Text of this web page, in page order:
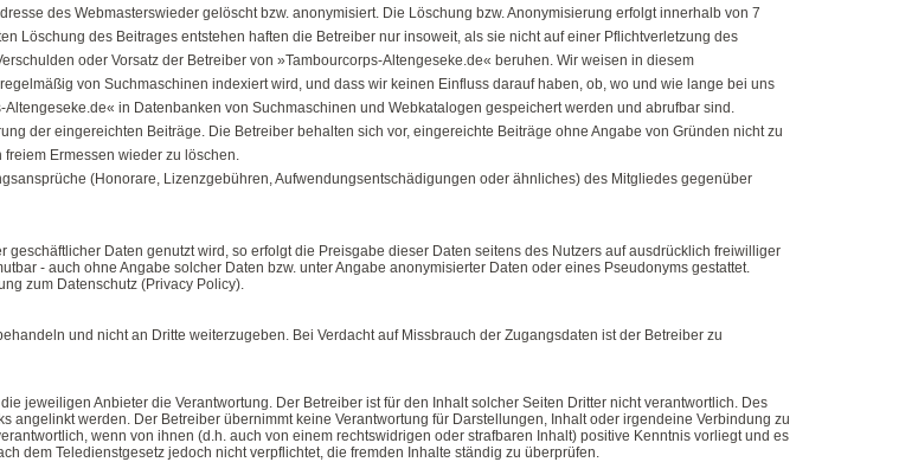
des Webmasterswieder gelöscht bzw. anonymisiert. Die Löschung bzw. Anonymisierung erfolgt innerhalb von 7
Löschung des Beitrages entstehen haften die Betreiber nur insoweit, als sie nicht auf einer Pflichtverletzung des
oder Vorsatz der Betreiber von »Tambourcorps-Altengeseke.de« beruhen. Wir weisen in diesem
von Suchmaschinen indexiert wird, und dass wir keinen Einfluss darauf haben, ob, wo und wie lange bei uns
in Datenbanken von Suchmaschinen und Webkatalogen gespeichert werden und abrufbar sind.
der eingereichten Beiträge. Die Betreiber behalten sich vor, eingereichte Beiträge ohne Angabe von Gründen nicht zu
Ermessen wieder zu löschen.
(Honorare, Lizenzgebühren, Aufwendungsentschädigungen oder ähnliches) des Mitgliedes gegenüber
Daten genutzt wird, so erfolgt die Preisgabe dieser Daten seitens des Nutzers auf ausdrücklich freiwilliger
- auch ohne Angabe solcher Daten bzw. unter Angabe anonymisierter Daten oder eines Pseudonyms gestattet.
zum Datenschutz (Privacy Policy).
und nicht an Dritte weiterzugeben. Bei Verdacht auf Missbrauch der Zugangsdaten ist der Betreiber zu
jeweiligen Anbieter die Verantwortung. Der Betreiber ist für den Inhalt solcher Seiten Dritter nicht verantwortlich. Des
angelinkt werden. Der Betreiber übernimmt keine Verantwortung für Darstellungen, Inhalt oder irgendeine Verbindung zu
wenn von ihnen (d.h. auch von einem rechtswidrigen oder strafbaren Inhalt) positive Kenntnis vorliegt und es
dem Teledienstgesetz jedoch nicht verpflichtet, die fremden Inhalte ständig zu überprüfen.